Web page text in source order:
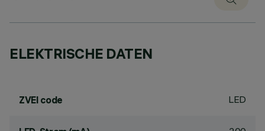
ELEKTRISCHE DATEN
ZVEI code LED